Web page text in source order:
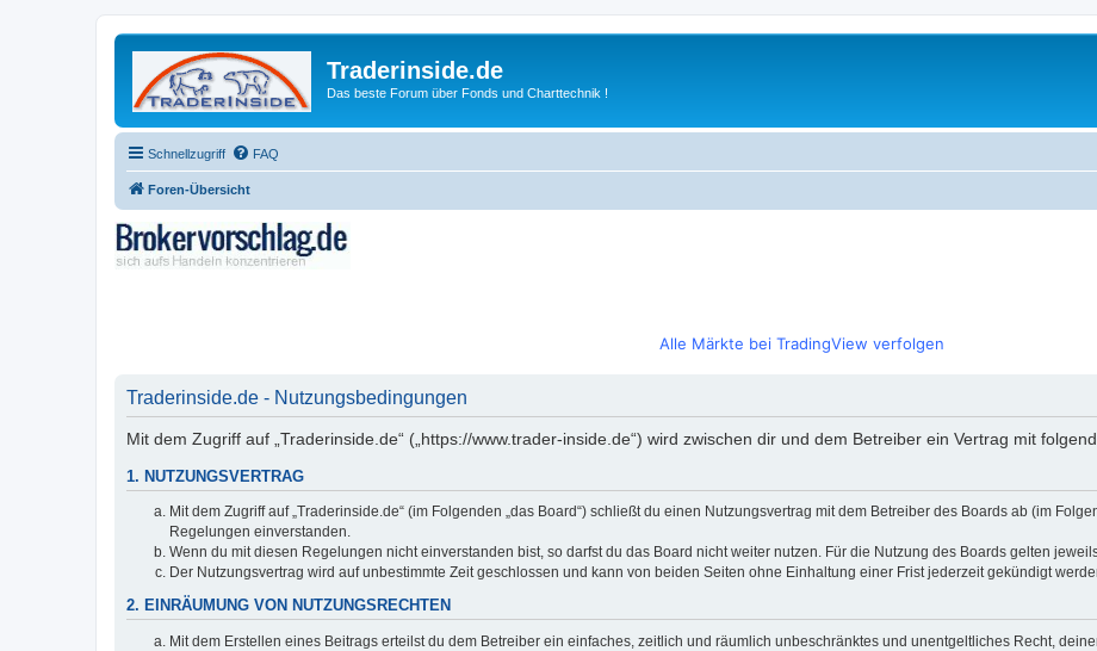
Traderinside.de
Das beste Forum über Fonds und Charttechnik !
Schnellzugriff FAQ
Foren-Übersicht
Alle Märkte bei TradingView verfolgen
Traderinside.de - Nutzungsbedingungen
Mit dem Zugriff auf „Traderinside.de“ („https://www.trader-inside.de“) wird zwischen dir und dem Betreiber ein Vertrag mit
1. NUTZUNGSVERTRAG
Mit dem Zugriff auf „Traderinside.de“ (im Folgenden „das Board“) schließt du einen Nutzungsvertrag mit dem Betreiber des Boards ab (im
Regelungen einverstanden.
Wenn du mit diesen Regelungen nicht einverstanden bist, so darfst du das Board nicht weiter nutzen. Für die Nutzung des Boards gelten
Der Nutzungsvertrag wird auf unbestimmte Zeit geschlossen und kann von beiden Seiten ohne Einhaltung einer Frist jederzeit gekündigt
2. EINRÄUMUNG VON NUTZUNGSRECHTEN
Mit dem Erstellen eines Beitrags erteilst du dem Betreiber ein einfaches, zeitlich und räumlich unbeschränktes und unentgeltliches Recht,